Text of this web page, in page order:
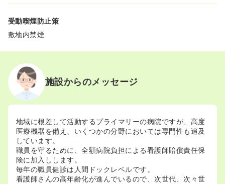
受動喫煙防止策
敷地内禁煙
施設からのメッセージ
地域に根差して活動するプライマリーの病院ですが、高度
医療機器を備え、いくつかの分野においては専門性も追及
しています。
職員を守るために、全額病院負担による看護師賠償責任保
険に加入しします。
毎年の職員健診は人間ドックレベルです。
看護師さんの高年齢化が進んでいるので、次世代、次々世